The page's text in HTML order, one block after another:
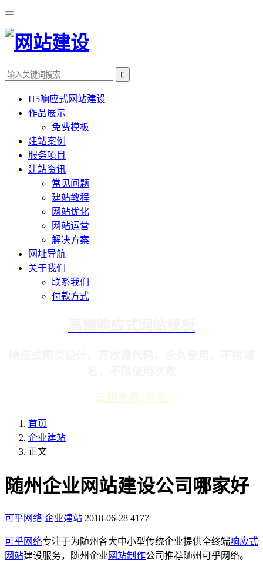
H5响应式网站建设
作品展示
免费模板
建站案例
服务项目
建站资讯
常见问题
建站教程
网站优化
网站运营
解决方案
网址导航
关于我们
联系我们
付款方式
云服务器2折起
首页
企业建站
正文
随州企业网站建设公司哪家好
可乎网络 企业建站 2018-06-28 4177
可乎网络专注于为随州各大中小型传统企业提供全终端响应式
网站建设服务，随州企业 网站制作公司推荐随州可乎网络。